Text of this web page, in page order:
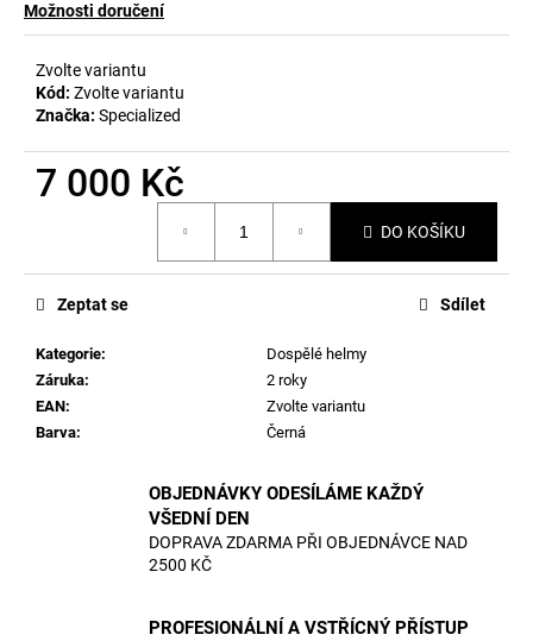
Možnosti doručení
Zvolte variantu
Kód: Zvolte variantu
Značka: Specialized
7 000 Kč
DO KOŠÍKU
Kategorie:
Dospělé helmy
Záruka:
2 roky
EAN:
Zvolte variantu
Barva: Černá
Zeptat se Sdílet
OBJEDNÁVKY ODESÍLÁME KAŽDÝ
VŠEDNÍ DEN
DOPRAVA ZDARMA PŘI OBJEDNÁVCE NAD
2500 KČ
PROFESIONÁLNÍ A VSTŘÍCNÝ PŘÍSTUP